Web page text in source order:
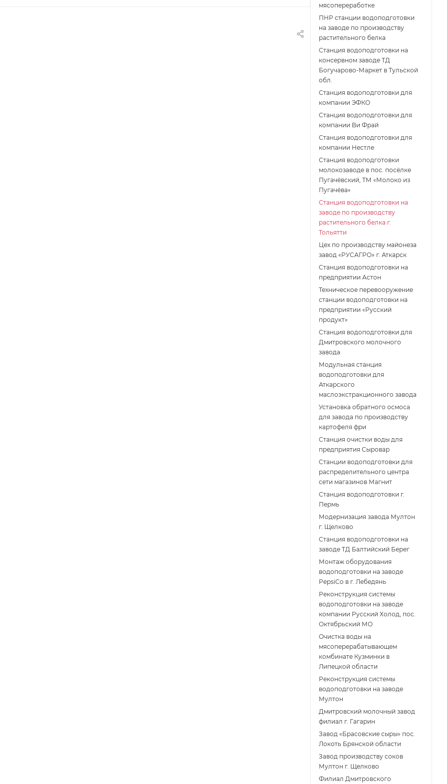
мясопереработке
ПНР станции водоподготовки
на заводе по производству
растительного белка
Станция водоподготовки на
консервном заводе ТД
Богучарово-Маркет в Тульской
обл.
Станция водоподготовки для
компании ЭФКО
Станция водоподготовки для
компании Ви Фрай
Станция водоподготовки для
компании Нестле
Станция водоподготовки
молокозаводе в пос. посёлке
Пугачёвский, ТМ «Молоко из
Пугачёва»
Станция водоподготовки на
заводе по производству
растительного белка г.
Тольятти
Цех по производству майонеза
завод «РУСАГРО» г. Аткарск
Cтанция водоподготовки на
предприятии Астон
Техническое перевооружение
станции водоподготовки на
предприятии «Русский
продукт»
Станция водоподготовки для
Дмитровского молочного
завода
Модульная станция
водоподготовки для
Аткарского
маслоэкстракционного завода
Установка обратного осмоса
для завода по производству
картофеля фри
Cтанция очистки воды для
предприятия Сыровар
Cтанции водоподготовки для
распределительного центра
сети магазинов Магнит
Станция водоподготовки г.
Пермь
Модернизация завода Мултон
г. Щелково
Станция водоподготовки на
заводе ТД Балтийский Берег
Монтаж оборудования
водоподготовки на заводе
PepsiCo в г. Лебедянь
Реконструкция системы
водоподготовки на заводе
компании Русский Холод, пос.
Октябрьский МО
Очистка воды на
мясоперерабатывающем
комбинате Кузминки в
Липецкой области
Реконструкция системы
водоподготовки на заводе
Мултон
Дмитровский молочный завод
филиал г. Гагарин
Завод «Брасовские сыры» пос.
Локоть Брянской области
Завод производству соков
Мултон г. Щелково
Филиал Дмитровского